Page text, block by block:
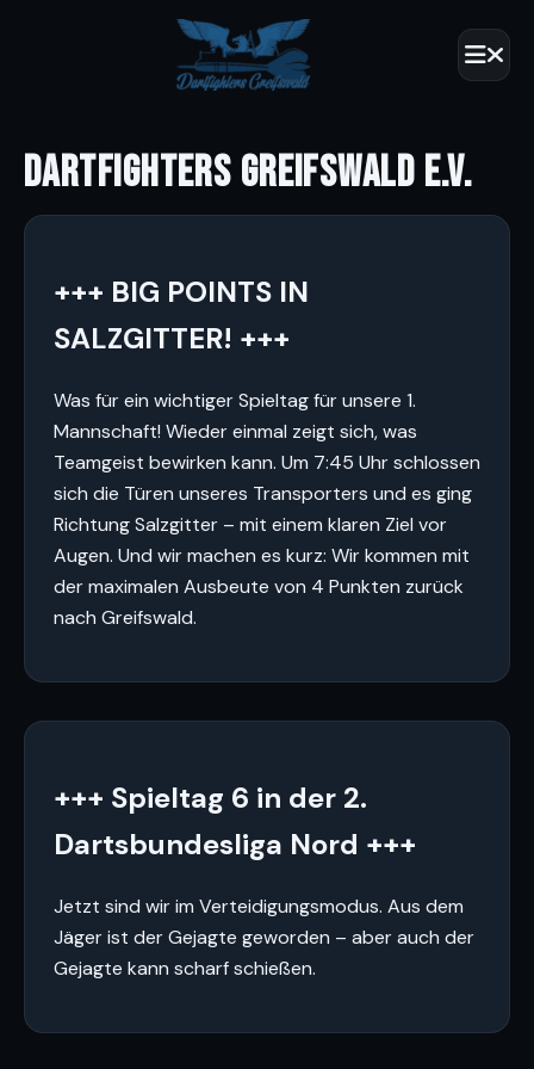
DARTFIGHTERS GREIFSWALD E.V.
+++ BIG POINTS IN
SALZGITTER! +++
Was für ein wichtiger Spieltag für unsere 1.
Mannschaft! Wieder einmal zeigt sich, was
Teamgeist bewirken kann. Um 7:45 Uhr schlossen
sich die Türen unseres Transporters und es ging
Richtung Salzgitter – mit einem klaren Ziel vor
Augen. Und wir machen es kurz: Wir kommen mit
der maximalen Ausbeute von 4 Punkten zurück
nach Greifswald.
+++ Spieltag 6 in der 2.
Dartsbundesliga Nord +++
Jetzt sind wir im Verteidigungsmodus. Aus dem
Jäger ist der Gejagte geworden – aber auch der
Gejagte kann scharf schießen.